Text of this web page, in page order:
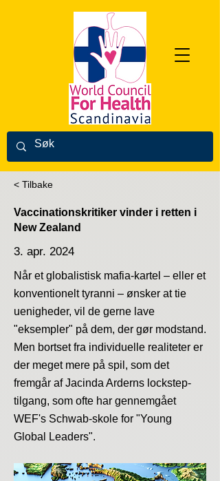
< Tilbake
Vaccinationskritiker vinder i retten i
New Zealand
3. apr. 2024
Når et globalistisk mafia-kartel – eller et
konventionelt tyranni – ønsker at tie
uenigheder, vil de gerne lave
"eksempler" på dem, der gør modstand.
Men bortset fra individuelle realiteter er
der meget mere på spil, som det
fremgår af Jacinda Arderns lockstep-
tilgang, som ofte har gennemgået
WEF's Schwab-skole for "Young
Global Leaders".